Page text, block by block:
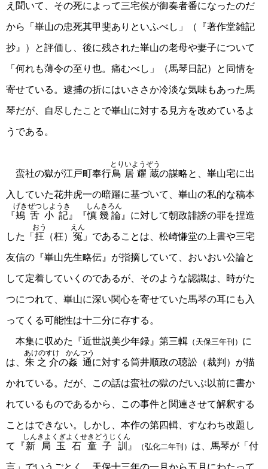
え聞いて、その死によって三宅侯が御奏者番になったのだ
から「崋山の忠死其甲斐ありといふべし」（『著作堂雑記
抄』）と評価し、後に残された崋山の老母や妻子について
「何れも薄令の至り也。痛むべし」（馬琴日記）と同情を
寄せている。逮捕の折にはいささか冷淡な気味もあった馬
琴だが、自尽したことで崋山に対する見方を改めているよ
うである。
蛮社の獄が江戸町奉行鳥居耀蔵
とりいようぞう
の謀略と、崋山宅に出
入していた花井虎一の暗躍に基づいて、崋山の私的な稿本
『鴂舌小記
げきぜつしようき
』『慎幾論
しんきろん
』に対して朝政誹謗の罪を捏造
した「 抂
おう
（枉） 冤
えん
」であることは、松崎慊堂の上書や三宅
友信の『崋山先生略伝』が指摘していて、おいおい公論と
して定着していくのであるが、そのような認識は、時がた
つにつれて、崋山に深い関心を寄せていた馬琴の耳にも入
ってくる可能性は十二分に存する。
本集に収めた『近世説美少年録』第三輯 （天保三年刊） に
は、 朱之介
あけのすけ
の姦通
かんつう
に対する筒井順政の聴訟（裁判）が描
かれている。だが、この話は蛮社の獄のだいぶ以前に書か
れているものであるから、この事件と関連させて解釈する
ことはできない。しかし、本作の第四輯、すなわち改題し
て『新局玉石童子訓
しんきよくぎよくせきどうじくん
』 （弘化二年刊） は、馬琴が「付
言」でいうごとく、天保十三年の一月から五月にわたって